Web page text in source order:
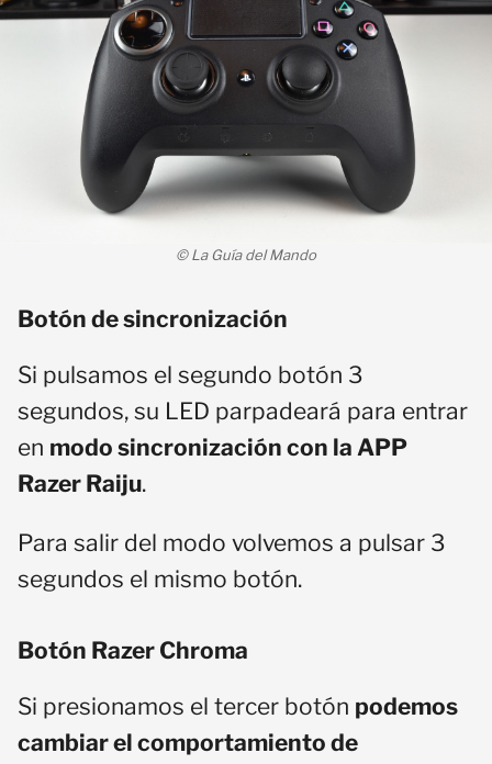
© La Guía del Mando
Botón de sincronización
Si pulsamos el segundo botón 3
segundos, su LED parpadeará para entrar
en modo sincronización con la APP
Razer Raiju.
Para salir del modo volvemos a pulsar 3
segundos el mismo botón.
Botón Razer Chroma
Si presionamos el tercer botón podemos
cambiar el comportamiento de